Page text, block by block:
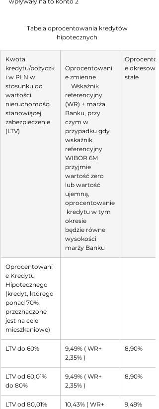
Tabela oprocentowania kredytów
hipotecznych
Kwota
kredytu/pożyczk
i w PLN w
stosunku do
wartości
nieruchomości
stanowiącej
zabezpieczenie
(LTV)
Oprocentowani
e zmienne
    Wskaźnik
referencyjny
(WR) + marża
Banku, przy
czym w
przypadku gdy
wskaźnik
referencyjny
WIBOR 6M
przyjmie
wartość zero
lub wartość
ujemną,
oprocentowanie
kredytu w tym
okresie
będzie równe
wysokości
marży Banku
e okresowo
stałe
Oprocentowani
e Kredytu
Hipotecznego
(kredyt, którego
ponad 70%
przeznaczone
jest na cele
mieszkaniowe)
LTV do 60%
9,49% ( WR+
2,35% )
8,90%
LTV od 60,01%
do 80%
9,49% ( WR+
2,35% )
8,90%
LTV od 80,01%
10,43% ( WR+
9,49%